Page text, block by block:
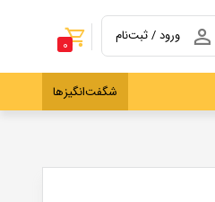
0
ورود / ثبت‌نام
شگفت‌انگیزها